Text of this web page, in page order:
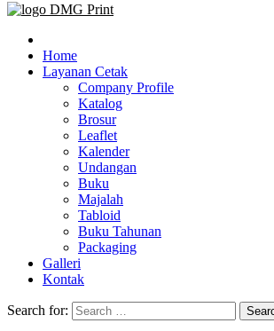
Jasa Cetak Online DMG Printing
Home
Layanan Cetak
Company Profile
Katalog
Brosur
Leaflet
Kalender
Undangan
Buku
Majalah
Tabloid
Buku Tahunan
Packaging
Galleri
Kontak
Search for: